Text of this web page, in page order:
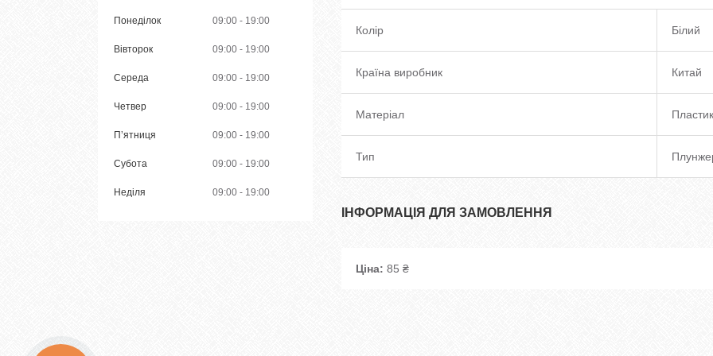
Колір Білий
Країна виробник Китай
Матеріал Пластик
Тип
ІНФОРМАЦІЯ ДЛЯ ЗАМОВЛЕННЯ
Ціна: 85 ₴
Понеділок 09:00 19:00
Вівторок 09:00 19:00
Середа 09:00 19:00
Четвер 09:00 19:00
Пʼятниця 09:00 19:00
Субота 09:00 19:00
Неділя 09:00 19:00